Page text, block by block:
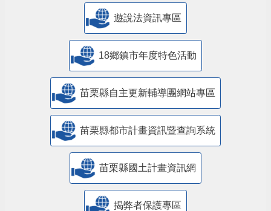
遊說法資訊專區
18鄉鎮市年度特色活動
苗栗縣自主更新輔導團網站專區
苗栗縣都市計畫資訊暨查詢系統
苗栗縣國土計畫資訊網
揭弊者保護專區